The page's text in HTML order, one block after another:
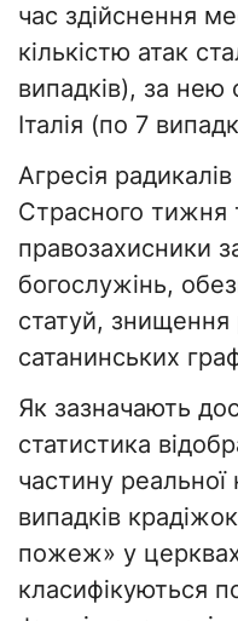
час здійснення
кількістю атак
випадків), за нею
Італія (по 7
Агресія
Страсного тижня
правозахисники
богослужінь,
статуй, знищення
сатанинських
Як зазначають
статистика
частину реальної
випадків
пожеж» у
класифікуються